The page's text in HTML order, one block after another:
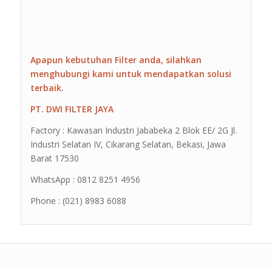
Apapun kebutuhan Filter anda, silahkan
menghubungi kami untuk mendapatkan solusi
terbaik.
PT. DWI FILTER JAYA
Factory : Kawasan Industri Jababeka 2 Blok EE/ 2G Jl.
Industri Selatan IV, Cikarang Selatan, Bekasi, Jawa
Barat 17530
WhatsApp : 0812 8251 4956
Phone : (021) 8983 6088